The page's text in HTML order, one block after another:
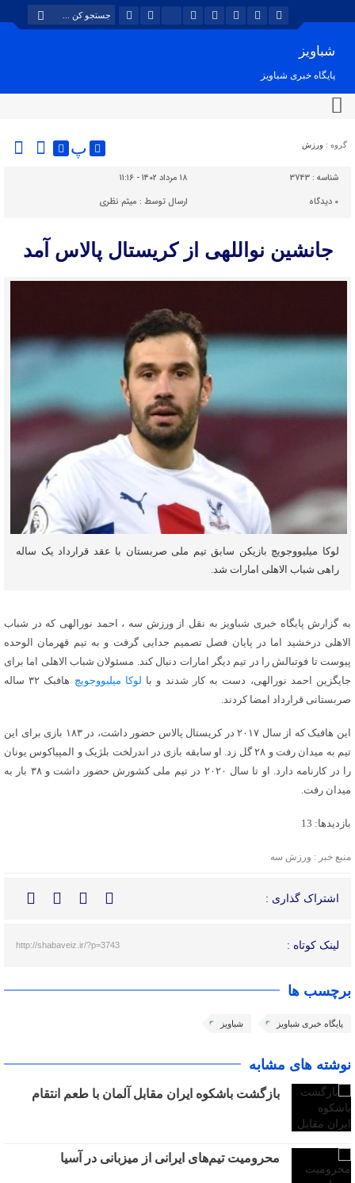
شباویز
پایگاه خبری شباویز
گروه : ورزش پ
شناسه : 3743
۱۸ مرداد ۱۴۰۲ - ۱۱:۱۶
۰ دیدگاه ارسال توسط : میثم نظری
جانشین نواللهی از کریستال پالاس آمد
لوکا میلیووجویچ بازیکن سابق تیم ملی صربستان با عقد قرارداد یک ساله
راهی شباب الاهلی امارات شد.
به گزارش پایگاه خبری شباویز به نقل از ورزش سه ، احمد نورالهی که در شباب
الاهلی درخشید اما در پایان فصل تصمیم جدایی گرفت و به تیم قهرمان الوحده
پیوست تا فوتبالش را در تیم دیگر امارات دنبال کند. مسئولان شباب الاهلی اما برای
جایگزین احمد نورالهی، دست به کار شدند و با لوکا میلیووجویچ
هافبک ۳۲ ساله
صربستانی قرارداد امضا کردند.
این هافبک که از سال ۲۰۱۷ در کریستال پالاس حضور داشت، در ۱۸۳ بازی برای این
تیم به میدان رفت و ۲۸ گل زد. او سابقه بازی در اندرلخت بلژیک و المپیاکوس یونان
را در کارنامه دارد. او تا سال ۲۰۲۰ در تیم ملی کشورش حضور داشت و ۳۸ بار به
میدان رفت.
بازدیدها: 13
منبع خبر : ورزش سه
اشتراک گذاری :
لینک کوتاه : http://shabaveiz.ir/?p=3743
برچسب ها
پایگاه خبری شباویز شباویز
نوشته های مشابه
بازگشت باشکوه ایران مقابل آلمان با طعم انتقام
محرومیت تیم‌های ایرانی از میزبانی در آسیا